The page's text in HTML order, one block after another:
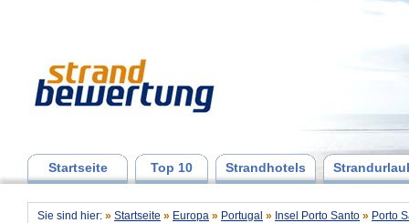
Startseite Top 10 Strandhotels
Sie sind hier: » Startseite » Europa » Portugal » Insel Porto Santo » Porto